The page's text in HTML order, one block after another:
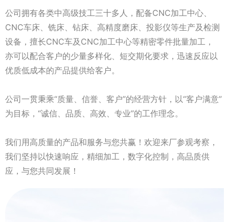
公司拥有各类中高级技工三十多人，配备CNC加工中心、
CNC车床、铣床、钻床、高精度磨床、投影仪等生产及检测
设备，擅长CNC车及CNC加工中心等精密零件批量加工，
亦可以配合客户的少量多样化、短交期化要求，迅速反应以
优质低成本的产品提供给客户。
公司一贯秉乘“质量、信誉、客户”的经营方针，以“客户满意”
为目标，“诚信、品质、高效、专业”的工作理念。
我们用高质量的产品和服务与您共赢！欢迎来厂参观考察，
我们坚持以快速响应，精细加工，数字化控制，高品质供
应，与您共同发展！